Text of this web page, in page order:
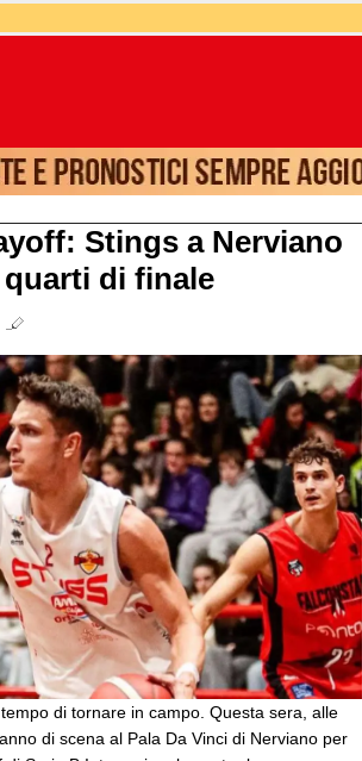
Stings a Nerviano
di finale
di tornare in campo. Questa sera, alle
di scena al Pala Da Vinci di Nerviano per